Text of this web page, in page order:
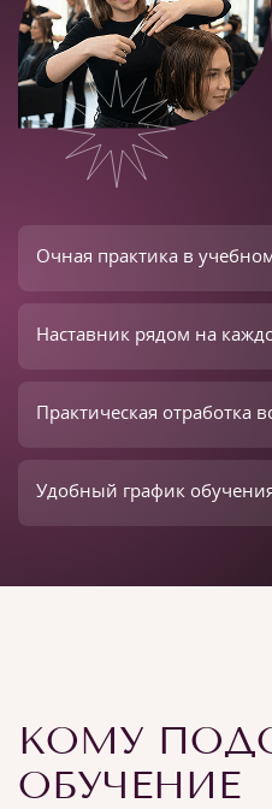
Очная практика в
Наставник рядом на
Практическая отработка
Удобный график
КОМУ
ОБУЧЕНИЕ